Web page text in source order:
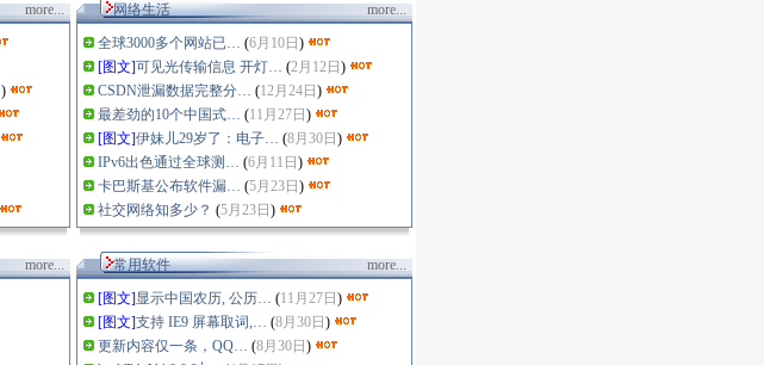
more...
)
网络生活
more...
全球3000多个网站已… (6月10日 )
[图文]可见光传输信息 开灯… (2月12日 )
CSDN泄漏数据完整分… (12月24日 )
最差劲的10个中国式… (11月27日 )
[图文]伊妹儿29岁了：电子… (8月30日 )
IPv6出色通过全球测… (6月11日 )
卡巴斯基公布软件漏… (5月23日 )
社交网络知多少？ (5月23日 )
more...
常用软件
more...
[图文]显示中国农历, 公历… (11月27日 )
[图文]支持 IE9 屏幕取词,… (8月30日 )
更新内容仅一条，QQ… (8月30日 )